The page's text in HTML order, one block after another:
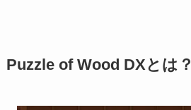
Puzzle of Wood DXとは？